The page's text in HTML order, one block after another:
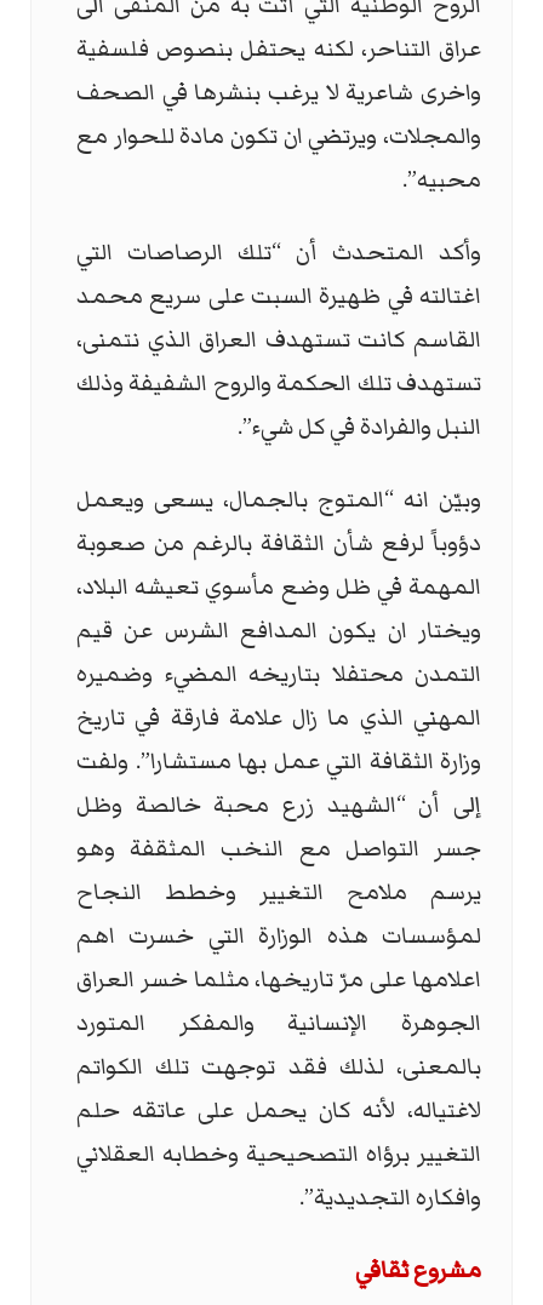
عراق التناحر، لكنه يحتفل بنصوص فلسفية
واخرى شاعرية لا يرغب بنشرها في الصحف
والمجلات، ويرتضي ان تكون مادة للحوار مع
محبيه”.
وأكد المتحدث أن “تلك الرصاصات التي
اغتالته في ظهيرة السبت على سريع محمد
القاسم كانت تستهدف العراق الذي نتمنى،
تستهدف تلك الحكمة والروح الشفيفة وذلك
النبل والفرادة في كل شيء”.
وبيّن انه “المتوج بالجمال، يسعى ويعمل
دؤوباً لرفع شأن الثقافة بالرغم من صعوبة
المهمة في ظل وضع مأسوي تعيشه البلاد،
ويختار ان يكون المدافع الشرس عن قيم
التمدن محتفلا بتاريخه المضيء وضميره
المهني الذي ما زال علامة فارقة في تاريخ
وزارة الثقافة التي عمل بها مستشارا”. ولفت
إلى أن “الشهيد زرع محبة خالصة وظل
جسر التواصل مع النخب المثقفة وهو
يرسم ملامح التغيير وخطط النجاح
لمؤسسات هذه الوزارة التي خسرت اهم
اعلامها على مرّ تاريخها، مثلما خسر العراق
الجوهرة الإنسانية والمفكر المتورد
بالمعنى، لذلك فقد توجهت تلك الكواتم
لاغتياله، لأنه كان يحمل على عاتقه حلم
التغيير برؤاه التصحيحية وخطابه العقلاني
وافكاره التجديدية”.
مشروع ثقافي